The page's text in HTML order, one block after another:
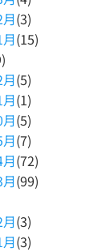
月(3)
月(15)
月(5)
月(1)
月(5)
月(7)
月(72)
月(99)
月(3)
月(3)